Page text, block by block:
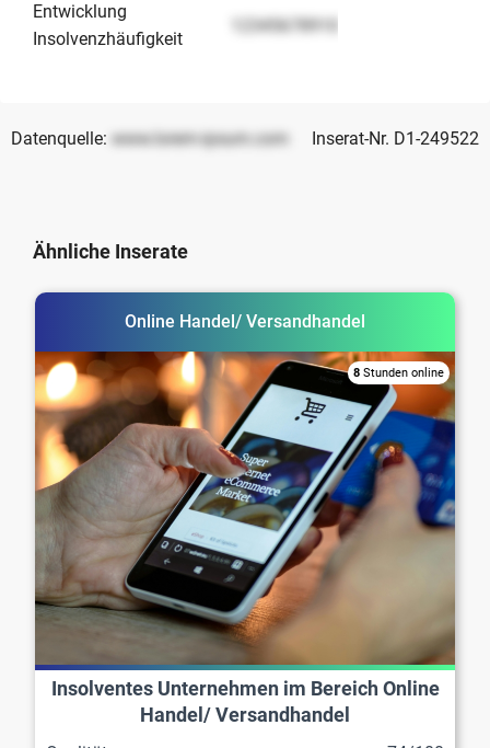
Entwicklung
Insolvenzhäufigkeit
12345678910
Datenquelle: www.lorem-ipsum.com Inserat-Nr. D1-249522
Ähnliche Inserate
Online Handel/ Versandhandel
8 Stunden online
Insolventes Unternehmen im Bereich Online
Handel/ Versandhandel